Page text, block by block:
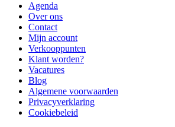
Agenda
Over ons
Contact
Mijn account
Verkooppunten
Klant worden?
Vacatures
Blog
Algemene voorwaarden
Privacyverklaring
Cookiebeleid